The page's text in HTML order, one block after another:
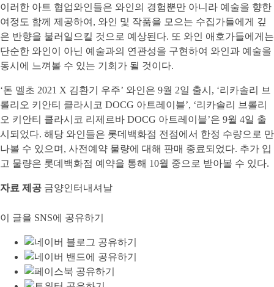
이러한 아트 협업와인들은 와인의 경험뿐만 아니라 예술을 향한
여정도 함께 제공하여, 와인 및 작품을 모으는 수집가들에게 깊
은 반향을 불러일으킬 것으로 예상된다. 또 와인 애호가들에게는
단순한 와인이 아닌 예술과의 연관성을 구현하여 와인과 예술을
동시에 느껴볼 수 있는 기회가 될 것이다.
‘돈 멜초 2021 X 김환기 우주’ 와인은 9월 2일 출시, ‘리카솔리 브
롤리오 키안티 클라시코 DOCG 아트레이블’, ‘리카솔리 브롤리
오 키안티 클라시코 리제르바 DOCG 아트레이블’은 9월 4일 출
시되었다. 해당 와인들은 롯데백화점 전점에서 한정 수량으로 만
나볼 수 있으며, 사전예약 물량에 대해 판매 종료되었다. 추가 입
고 물량은 롯데백화점 예약을 통해 10월 중으로 받아볼 수 있다.
자료 제공 금양인터내셔날
이 글을 SNS에 공유하기